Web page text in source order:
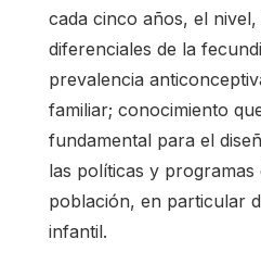
cada cinco años, el
diferenciales de la
prevalencia
familiar; conocimiento
fundamental para el
las políticas y programas
población, en particular
infantil.